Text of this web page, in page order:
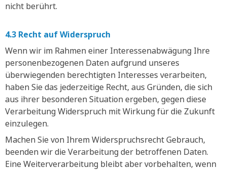
nicht berührt.
4.3 Recht auf Widerspruch
Wenn wir im Rahmen einer Interessenabwägung Ihre
personenbezogenen Daten aufgrund unseres
überwiegenden berechtigten Interesses verarbeiten,
haben Sie das jederzeitige Recht, aus Gründen, die sich
aus ihrer besonderen Situation ergeben, gegen diese
Verarbeitung Widerspruch mit Wirkung für die Zukunft
einzulegen.
Machen Sie von Ihrem Widerspruchsrecht Gebrauch,
beenden wir die Verarbeitung der betroffenen Daten.
Eine Weiterverarbeitung bleibt aber vorbehalten, wenn